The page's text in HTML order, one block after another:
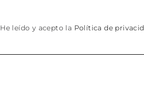
He leído y acepto la Política de